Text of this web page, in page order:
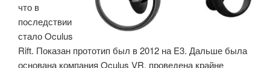
что в
последствии
стало Oculus
Rift. Показан прототип был в 2012 на E3. Дальше была
основана компания Oculus VR, проведена крайне